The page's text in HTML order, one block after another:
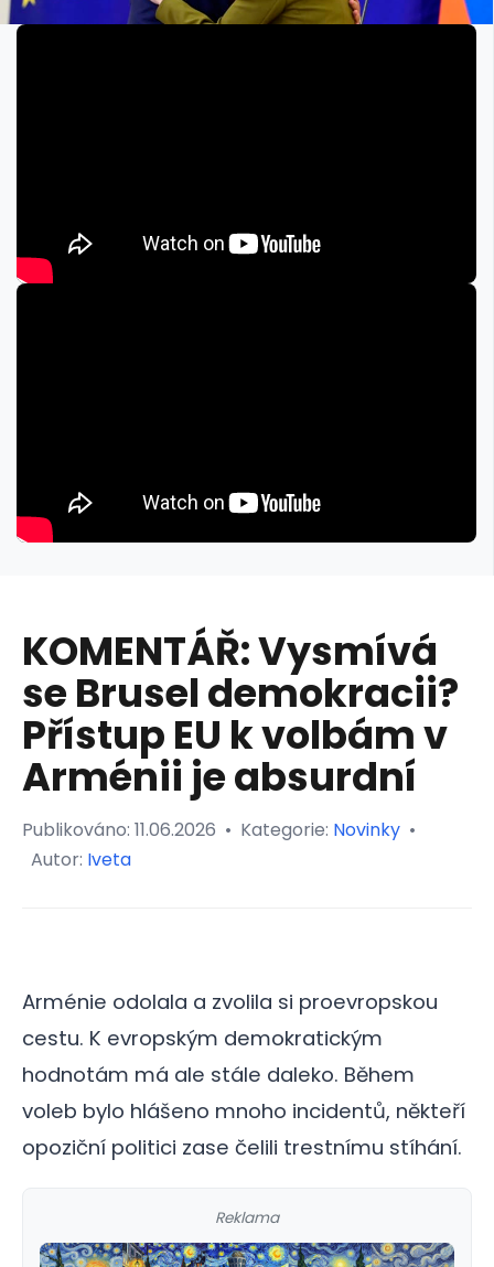
KOMENTÁŘ: Vysmívá
se Brusel demokracii?
Přístup EU k volbám v
Arménii je absurdní
Publikováno: 11.06.2026 • Kategorie: Novinky •
Autor: Iveta
Arménie odolala a zvolila si proevropskou
cestu. K evropským demokratickým
hodnotám má ale stále daleko. Během
voleb bylo hlášeno mnoho incidentů, někteří
opoziční politici zase čelili trestnímu stíhání.
Reklama